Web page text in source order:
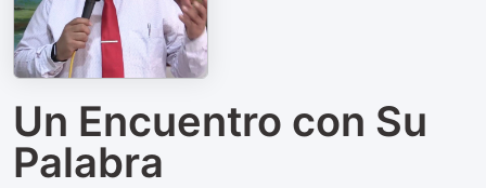
Un Encuentro con Su
Palabra